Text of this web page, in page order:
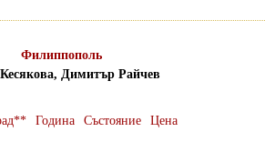
Филиппополь
Димитър Райчев
Година Състояние Цена